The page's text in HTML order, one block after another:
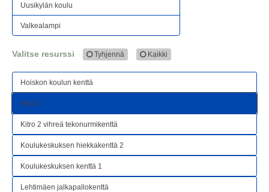
Uusikylän koulu
Valkealampi
Valitse resurssi Tyhjennä Kaikki
Hoiskon koulun kenttä
Kitro 2
Kitro 2 vihreä tekonurmikenttä
Koulukeskuksen hiekkakenttä 2
Koulukeskuksen kenttä 1
Lehtimäen jalkapallokenttä